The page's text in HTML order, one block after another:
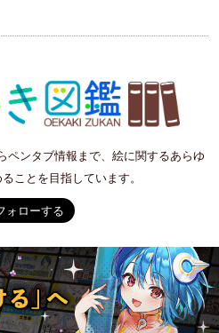
ペンタブ情報まで、絵に関するあらゆ
ことを目指しています。